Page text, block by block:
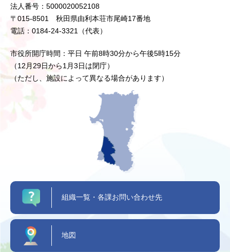
法人番号：5000020052108
〒015-8501 秋田県由利本荘市尾崎17番地
電話：0184-24-3321（代表）
市役所開庁時間：平日 午前8時30分から午後5時15分
（12月29日から1月3日は閉庁）
（ただし、施設によって異なる場合があります）
組織一覧・各課お問い合わせ先
地図